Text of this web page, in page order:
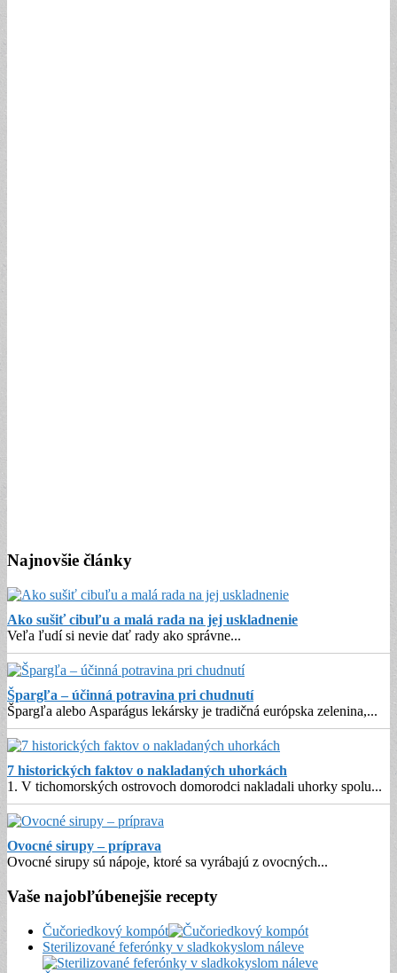
Najnovšie články
Ako sušiť cibuľu a malá rada na jej uskladnenie
Veľa ľudí si nevie dať rady ako správne...
Špargľa – účinná potravina pri chudnutí
Špargľa alebo Asparágus lekársky je tradičná európska zelenina,...
7 historických faktov o nakladaných uhorkách
1. V tichomorských ostrovoch domorodci nakladali uhorky spolu...
Ovocné sirupy – príprava
Ovocné sirupy sú nápoje, ktoré sa vyrábajú z ovocných...
Vaše najobľúbenejšie recepty
Čučoriedkový kompót
Sterilizované feferónky v sladkokyslom náleve